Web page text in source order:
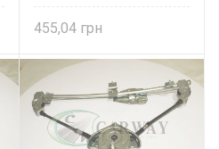
455,04